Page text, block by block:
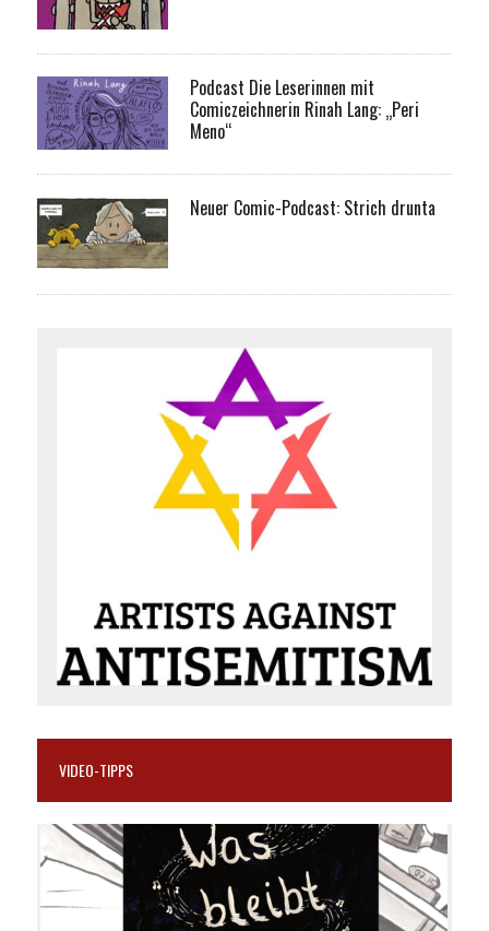
Podcast Die Leserinnen mit
Comiczeichnerin Rinah Lang: „Peri
Meno“
Neuer Comic-Podcast: Strich drunta
VIDEO-TIPPS